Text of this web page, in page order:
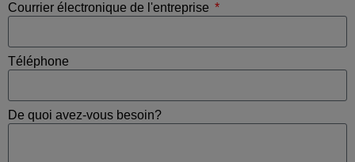
Courrier électronique de l'entreprise
Téléphone
De quoi avez-vous besoin?